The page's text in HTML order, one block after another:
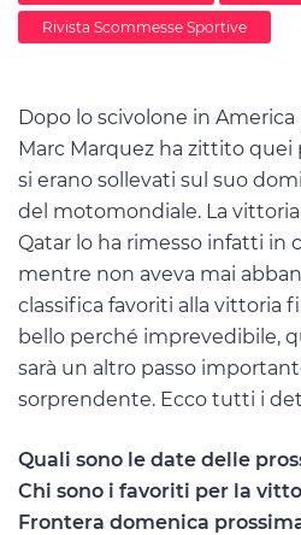
Rivista Scommesse Sportive
Dopo lo scivolone in
Marc Marquez ha zittito
si erano sollevati sul suo
del motomondiale. La
Qatar lo ha rimesso infatti in
mentre non aveva mai
classifica favoriti alla vittoria
bello perché imprevedibile,
sarà un altro passo
sorprendente. Ecco tutti i
Quali sono le date delle
Chi sono i favoriti per la
Frontera domenica